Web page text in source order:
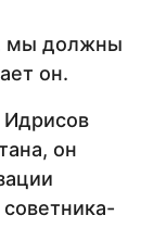
мы должны
он.
Идрисов
он